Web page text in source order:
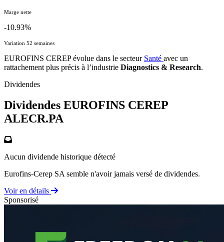
Marge nette
-10.93%
Variation 52 semaines
EUROFINS CEREP évolue dans le secteur Santé avec un
rattachement plus précis à l’industrie Diagnostics & Research.
Dividendes
Dividendes EUROFINS CEREP
ALECR.PA
Aucun dividende historique détecté
Eurofins-Cerep SA semble n'avoir jamais versé de dividendes.
Voir en détails
Sponsorisé